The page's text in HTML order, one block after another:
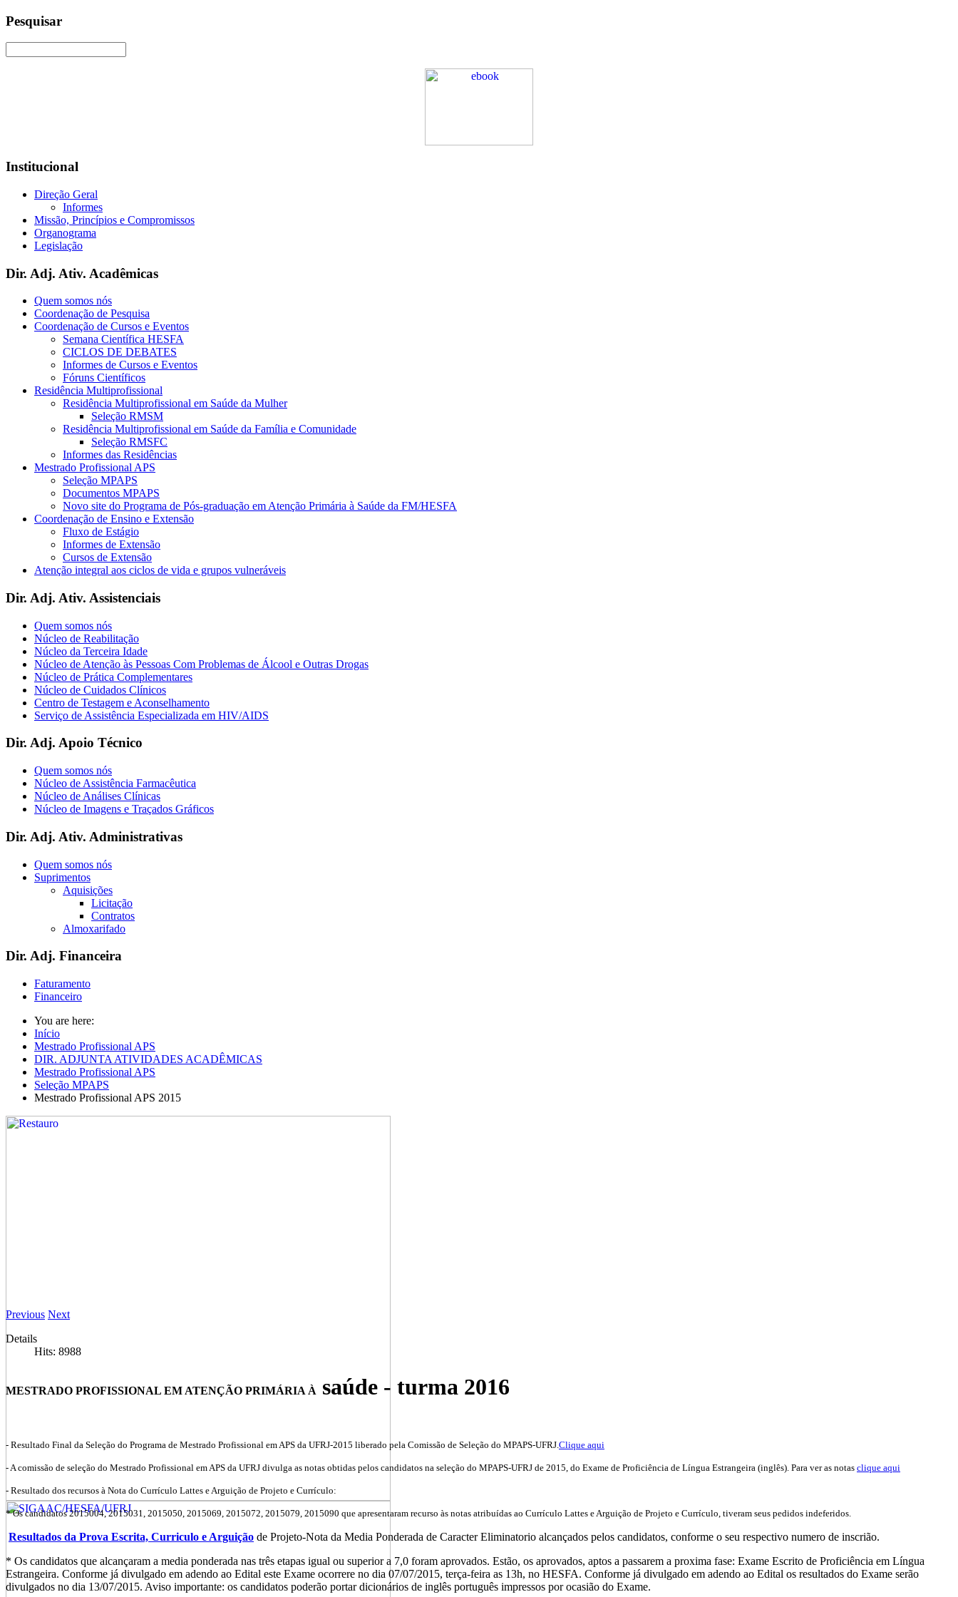
Pesquisar
Institucional
Direção Geral
Informes
Missão, Princípios e Compromissos
Organograma
Legislação
Dir. Adj. Ativ. Acadêmicas
Quem somos nós
Coordenação de Pesquisa
Coordenação de Cursos e Eventos
Semana Científica HESFA
CICLOS DE DEBATES
Informes de Cursos e Eventos
Fóruns Científicos
Residência Multiprofissional
Residência Multiprofissional em Saúde da Mulher
Seleção RMSM
Residência Multiprofissional em Saúde da Família e Comunidade
Seleção RMSFC
Informes das Residências
Mestrado Profissional APS
Seleção MPAPS
Documentos MPAPS
Novo site do Programa de Pós-graduação em Atenção Primária à Saúde da FM/HESFA
Coordenação de Ensino e Extensão
Fluxo de Estágio
Informes de Extensão
Cursos de Extensão
Atenção integral aos ciclos de vida e grupos vulneráveis
Dir. Adj. Ativ. Assistenciais
Quem somos nós
Núcleo de Reabilitação
Núcleo da Terceira Idade
Núcleo de Atenção às Pessoas Com Problemas de Álcool e Outras Drogas
Núcleo de Prática Complementares
Núcleo de Cuidados Clínicos
Centro de Testagem e Aconselhamento
Serviço de Assistência Especializada em HIV/AIDS
Dir. Adj. Apoio Técnico
Quem somos nós
Núcleo de Assistência Farmacêutica
Núcleo de Análises Clínicas
Núcleo de Imagens e Traçados Gráficos
Dir. Adj. Ativ. Administrativas
Quem somos nós
Suprimentos
Aquisições
Licitação
Contratos
Almoxarifado
Dir. Adj. Financeira
Faturamento
Financeiro
You are here:
Início
Mestrado Profissional APS
DIR. ADJUNTA ATIVIDADES ACADÊMICAS
Mestrado Profissional APS
Seleção MPAPS
Mestrado Profissional APS 2015
Previous Next
Details
Hits: 8988
MESTRADO PROFISSIONAL EM ATENÇÃO PRIMÁRIA À saúde - turma 2016
- Resultado Final da Seleção do Programa de Mestrado Profissional em APS da UFRJ-2015 liberado pela Comissão de Seleção do MPAPS-UFRJ. Clique aqui
- A comissão de seleção do Mestrado Profissional em APS da UFRJ divulga as notas obtidas pelos candidatos na seleção do MPAPS-UFRJ de 2015, do Exame de Proficiência de Língua Estrangeira (inglês). Para ver as notas clique aqui
- Resultado dos recursos à Nota do Currículo Lattes e Arguição de Projeto e Currículo:
* Os candidatos 2015004, 2015031, 2015050, 2015069, 2015072, 2015079, 2015090 que apresentaram recurso às notas atribuídas ao Currículo Lattes e Arguição de Projeto e Currículo, tiveram seus pedidos indeferidos.
Resultados da Prova Escrita, Curriculo e Arguição de Projeto-Nota da Media Ponderada de Caracter Eliminatorio alcançados pelos candidatos, conforme o seu respectivo numero de inscrião.
* Os candidatos que alcançaram a media ponderada nas três etapas igual ou superior a 7,0 foram aprovados. Estão, os aprovados, aptos a passarem a proxima fase: Exame Escrito de Proficiência em Língua
Estrangeira. Conforme já divulgado em adendo ao Edital este Exame ocorrere no dia 07/07/2015, terça-feira as 13h, no HESFA. Conforme já divulgado em adendo ao Edital os resultados do Exame serão
divulgados no dia 13/07/2015. Aviso importante: os candidatos poderão portar dicionários de inglês português impressos por ocasião do Exame.